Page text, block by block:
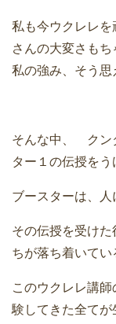
私も今ウクレレ
さんの大変さも
私の強み、そう思
そんな中、 クン
ター１の伝授をう
ブースターは、人
その伝授を受け
ちが落ち着いてい
このウクレレ講
験してきた全て